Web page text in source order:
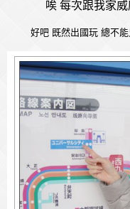
唉 每次跟我家
好吧 既然出國玩 總不